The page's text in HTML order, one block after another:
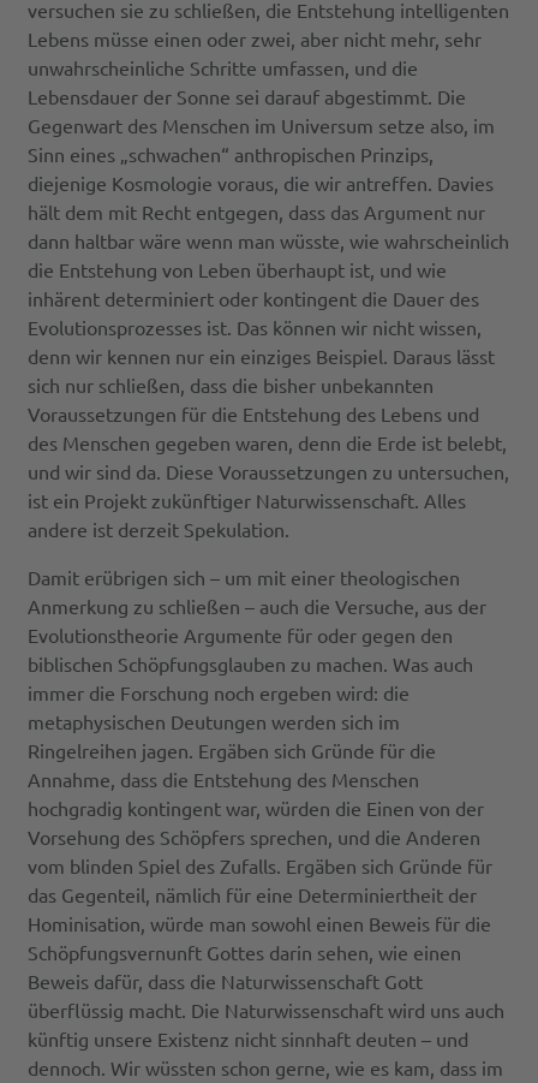
versuchen sie zu schließen, die Entstehung intelligenten
Lebens müsse einen oder zwei, aber nicht mehr, sehr
unwahrscheinliche Schritte umfassen, und die
Lebensdauer der Sonne sei darauf abgestimmt. Die
Gegenwart des Menschen im Universum setze also, im
Sinn eines „schwachen“ anthropischen Prinzips,
diejenige Kosmologie voraus, die wir antreffen. Davies
hält dem mit Recht entgegen, dass das Argument nur
dann haltbar wäre wenn man wüsste, wie wahrscheinlich
die Entstehung von Leben überhaupt ist, und wie
inhärent determiniert oder kontingent die Dauer des
Evolutionsprozesses ist. Das können wir nicht wissen,
denn wir kennen nur ein einziges Beispiel. Daraus lässt
sich nur schließen, dass die bisher unbekannten
Voraussetzungen für die Entstehung des Lebens und
des Menschen gegeben waren, denn die Erde ist belebt,
und wir sind da. Diese Voraussetzungen zu untersuchen,
ist ein Projekt zukünftiger Naturwissenschaft. Alles
andere ist derzeit Spekulation.
Damit erübrigen sich – um mit einer theologischen
Anmerkung zu schließen – auch die Versuche, aus der
Evolutionstheorie Argumente für oder gegen den
biblischen Schöpfungsglauben zu machen. Was auch
immer die Forschung noch ergeben wird: die
metaphysischen Deutungen werden sich im
Ringelreihen jagen. Ergäben sich Gründe für die
Annahme, dass die Entstehung des Menschen
hochgradig kontingent war, würden die Einen von der
Vorsehung des Schöpfers sprechen, und die Anderen
vom blinden Spiel des Zufalls. Ergäben sich Gründe für
das Gegenteil, nämlich für eine Determiniertheit der
Hominisation, würde man sowohl einen Beweis für die
Schöpfungsvernunft Gottes darin sehen, wie einen
Beweis dafür, dass die Naturwissenschaft Gott
überflüssig macht. Die Naturwissenschaft wird uns auch
künftig unsere Existenz nicht sinnhaft deuten – und
dennoch. Wir wüssten schon gerne, wie es kam, dass im